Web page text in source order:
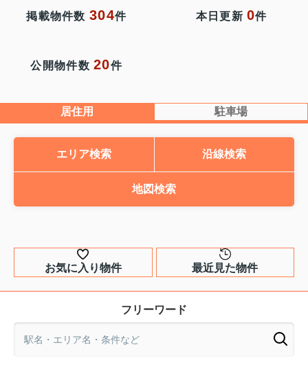
掲載物件数304件 本日更新0件
公開物件数20件
居住用 駐車場
エリア検索 沿線検索
地図検索
お気に入り物件 最近見た物件
フリーワード